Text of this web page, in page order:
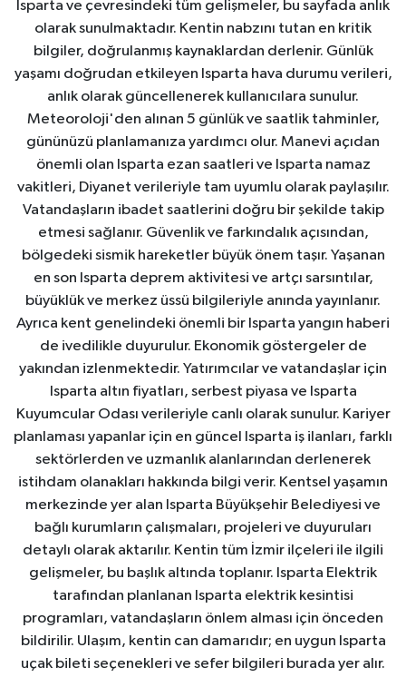
Isparta ve çevresindeki tüm gelişmeler, bu sayfada anlık
olarak sunulmaktadır. Kentin nabzını tutan en kritik
bilgiler, doğrulanmış kaynaklardan derlenir. Günlük
yaşamı doğrudan etkileyen Isparta hava durumu verileri,
anlık olarak güncellenerek kullanıcılara sunulur.
Meteoroloji'den alınan 5 günlük ve saatlik tahminler,
gününüzü planlamanıza yardımcı olur. Manevi açıdan
önemli olan Isparta ezan saatleri ve Isparta namaz
vakitleri, Diyanet verileriyle tam uyumlu olarak paylaşılır.
Vatandaşların ibadet saatlerini doğru bir şekilde takip
etmesi sağlanır. Güvenlik ve farkındalık açısından,
bölgedeki sismik hareketler büyük önem taşır. Yaşanan
en son Isparta deprem aktivitesi ve artçı sarsıntılar,
büyüklük ve merkez üssü bilgileriyle anında yayınlanır.
Ayrıca kent genelindeki önemli bir Isparta yangın haberi
de ivedilikle duyurulur. Ekonomik göstergeler de
yakından izlenmektedir. Yatırımcılar ve vatandaşlar için
Isparta altın fiyatları, serbest piyasa ve Isparta
Kuyumcular Odası verileriyle canlı olarak sunulur. Kariyer
planlaması yapanlar için en güncel Isparta iş ilanları, farklı
sektörlerden ve uzmanlık alanlarından derlenerek
istihdam olanakları hakkında bilgi verir. Kentsel yaşamın
merkezinde yer alan Isparta Büyükşehir Belediyesi ve
bağlı kurumların çalışmaları, projeleri ve duyuruları
detaylı olarak aktarılır. Kentin tüm İzmir ilçeleri ile ilgili
gelişmeler, bu başlık altında toplanır. Isparta Elektrik
tarafından planlanan Isparta elektrik kesintisi
programları, vatandaşların önlem alması için önceden
bildirilir. Ulaşım, kentin can damarıdır; en uygun Isparta
uçak bileti seçenekleri ve sefer bilgileri burada yer alır.